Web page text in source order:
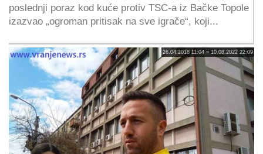
poslednji poraz kod kuće protiv TSC-a iz Bačke Topole
izazvao „ogroman pritisak na sve igrače“, koji...
26.04.2018 11:04 » 10.08.2022 22:09